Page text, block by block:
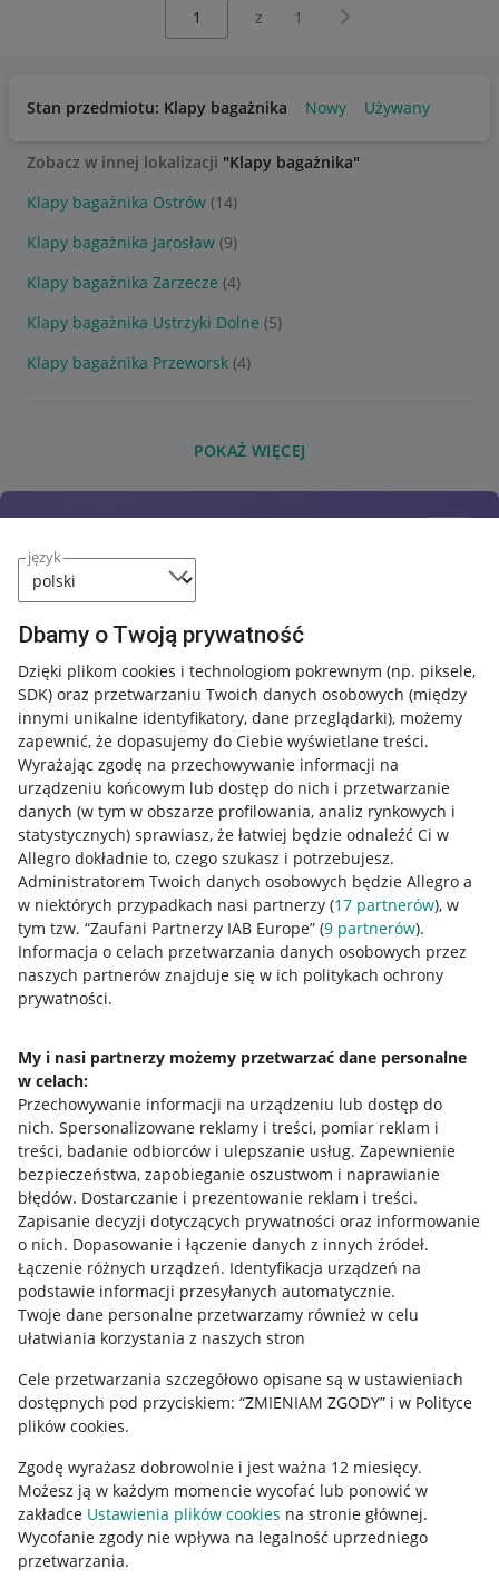
język
Dbamy o Twoją prywatność
Dzięki plikom cookies i technologiom pokrewnym (np. piksele,
SDK) oraz przetwarzaniu Twoich danych osobowych (między
innymi unikalne identyfikatory, dane przeglądarki), możemy
zapewnić, że dopasujemy do Ciebie wyświetlane treści.
Wyrażając zgodę na przechowywanie informacji na
urządzeniu końcowym lub dostęp do nich i przetwarzanie
danych (w tym w obszarze profilowania, analiz rynkowych i
statystycznych) sprawiasz, że łatwiej będzie odnaleźć Ci w
Allegro dokładnie to, czego szukasz i potrzebujesz.
Administratorem Twoich danych osobowych będzie Allegro a
w niektórych przypadkach nasi partnerzy (17 partnerów), w
tym tzw. “Zaufani Partnerzy IAB Europe” (9 partnerów).
Informacja o celach przetwarzania danych osobowych przez
naszych partnerów znajduje się w ich politykach ochrony
prywatności.
My i nasi partnerzy możemy przetwarzać dane personalne
w celach:
Przechowywanie informacji na urządzeniu lub dostęp do
nich. Spersonalizowane reklamy i treści, pomiar reklam i
treści, badanie odbiorców i ulepszanie usług. Zapewnienie
bezpieczeństwa, zapobieganie oszustwom i naprawianie
błędów. Dostarczanie i prezentowanie reklam i treści.
Zapisanie decyzji dotyczących prywatności oraz informowanie
o nich. Dopasowanie i łączenie danych z innych źródeł.
Łączenie różnych urządzeń. Identyfikacja urządzeń na
podstawie informacji przesyłanych automatycznie.
Twoje dane personalne przetwarzamy również w celu
ułatwiania korzystania z naszych stron
Cele przetwarzania szczegółowo opisane są w ustawieniach
dostępnych pod przyciskiem: “ZMIENIAM ZGODY” i w Polityce
plików cookies.
Zgodę wyrażasz dobrowolnie i jest ważna 12 miesięcy.
Możesz ją w każdym momencie wycofać lub ponowić w
zakładce Ustawienia plików cookies na stronie głównej.
Wycofanie zgody nie wpływa na legalność uprzedniego
przetwarzania.
z 1 Następna strona
Stan przedmiotu: Klapy bagażnika Nowy Używany
Zobacz w innej lokalizacji "Klapy bagażnika"
Klapy bagażnika Ostrów (14)
Klapy bagażnika Jarosław (9)
Klapy bagażnika Zarzecze (4)
Klapy bagażnika Ustrzyki Dolne (5)
Klapy bagażnika Przeworsk (4)
POKAŻ WIĘCEJ
Przydatne informacje
Jak to działa
Allegro Gadane dla sprzedających
Allegro Gadane dla kupujących
Mapa miejscowości
Informacje prawne
Regulamin
Polityka plików "cookies"
Ustawienia plików "cookies"
Udostępnianie lokalizacji
Informacje dla Aktu o Usługach Cyfrowych
Pobierz aplikację